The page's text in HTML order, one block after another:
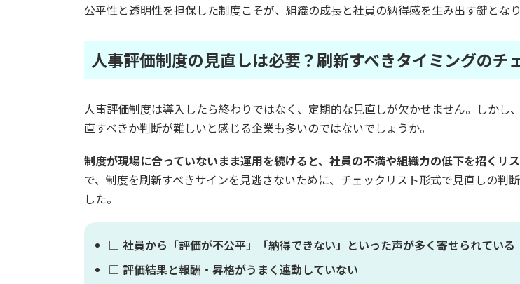
公平性と透明性を担保した制度こそが、組織の成長と社員の納得感を生み出す鍵となり
人事評価制度の見直しは必要？刷新すべきタイミングのチ
人事評価制度は導入したら終わりではなく、定期的な見直しが欠かせません。しかし
直すべきか判断が難しいと感じる企業も多いのではないでしょうか。
制度が現場に合っていないまま運用を続けると、社員の不満や組織力の低下を招くリス
で、制度を刷新すべきサインを見逃さないために、チェックリスト形式で見直しの判
した。
□ 社員から「評価が不公平」「納得できない」といった声が多く寄せられている
□ 評価結果と報酬・昇格がうまく連動していない